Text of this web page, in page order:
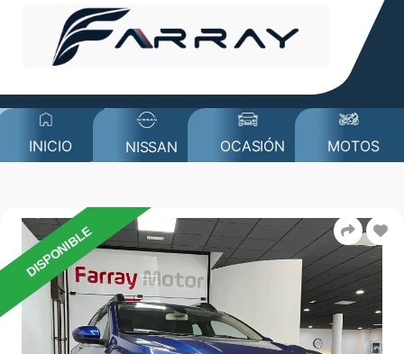
INICIO NISSAN OCASIÓN MOTOS
DISPONIBLE